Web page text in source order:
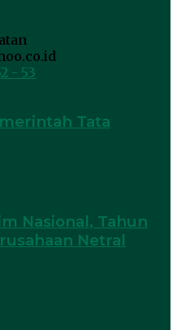
- 53
Tata
Nasional, Tahun
Netral